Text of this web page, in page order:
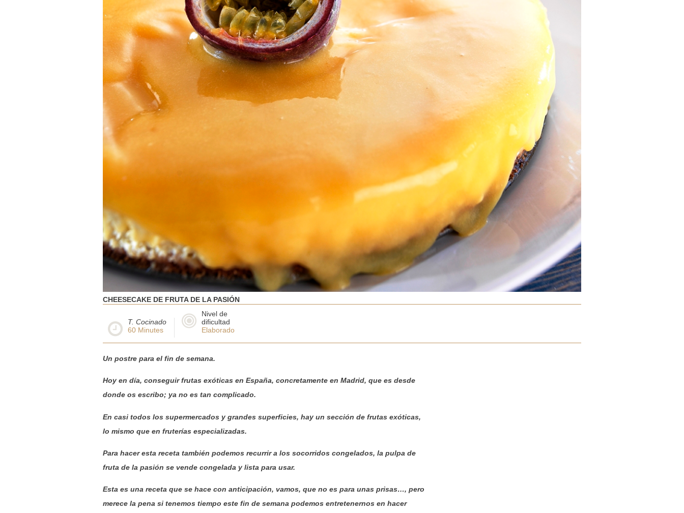
CHEESECAKE DE FRUTA DE LA PASIÓN
T. Cocinado
60 Minutes
Nivel de
dificultad
Elaborado
Un postre para el fin de semana.
Hoy en día, conseguir frutas exóticas en España, concretamente en Madrid, que es desde
donde os escribo; ya no es tan complicado.
En casi todos los supermercados y grandes superficies, hay un sección de frutas exóticas,
lo mismo que en fruterías especializadas.
Para hacer esta receta también podemos recurrir a los socorridos congelados, la pulpa de
fruta de la pasión se vende congelada y lista para usar.
Esta es una receta que se hace con anticipación, vamos, que no es para unas prisas…, pero
merece la pena si tenemos tiempo este fin de semana podemos entretenernos en hacer